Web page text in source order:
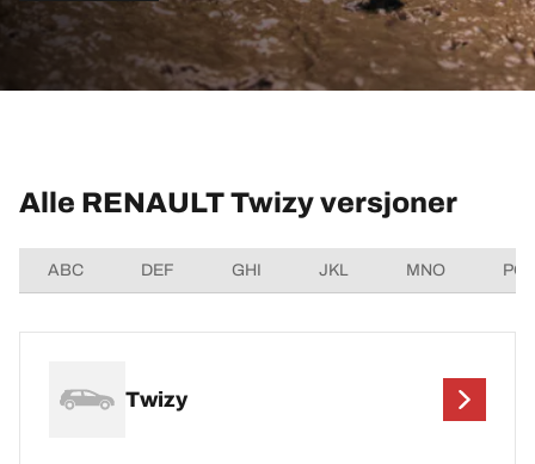
Alle RENAULT Twizy versjoner
ABC DEF GHI JKL MNO
Twizy